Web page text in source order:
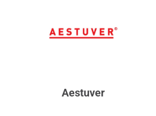
Aestuver